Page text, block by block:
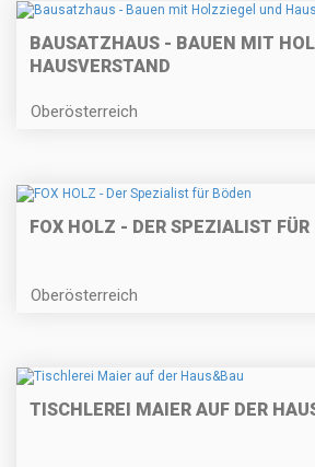
BAUSATZHAUS - BAUEN MIT
HAUSVERSTAND
Oberösterreich
FOX HOLZ - DER SPEZIALIST FÜR
Oberösterreich
TISCHLEREI MAIER AUF DER